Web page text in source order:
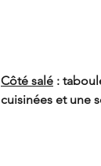
Côté salé :
cuisinées et une